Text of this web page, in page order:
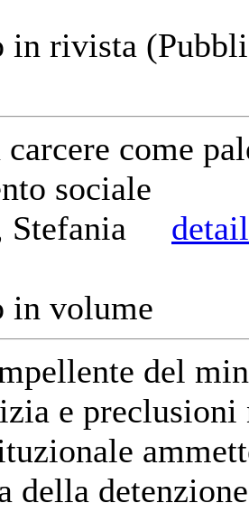
in rivista
come
sociale
Stefania
in volume
del
e
della